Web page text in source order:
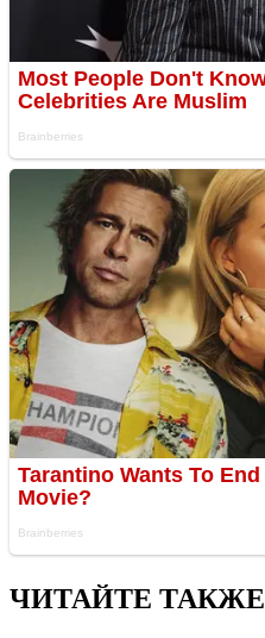
ЧИТАЙТЕ ТАКЖЕ